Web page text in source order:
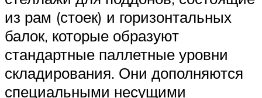
из рам (стоек) и горизонтальных
балок, которые образуют
стандартные паллетные уровни
складирования. Они дополняются
специальными несущими